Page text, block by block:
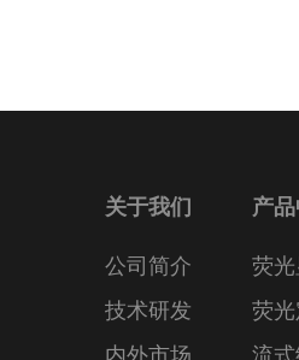
关于我们
公司简介
技术研发
内外市场
产
荧
荧光
流